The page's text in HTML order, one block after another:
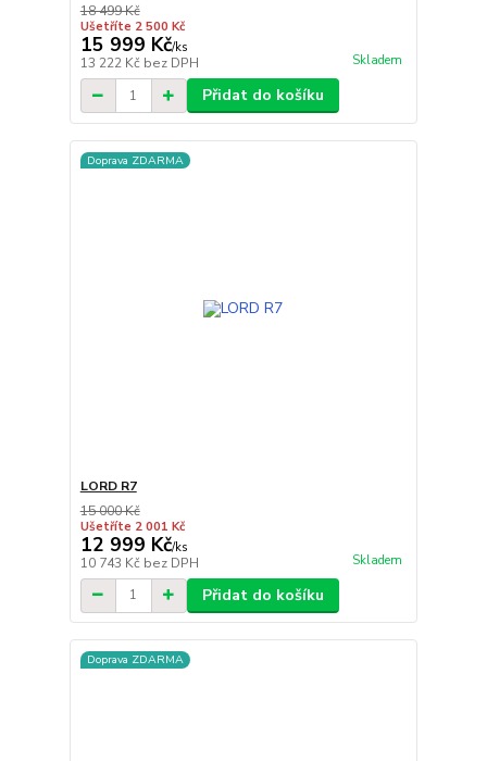
18 499 Kč
Ušetříte 2 500 Kč
15 999 Kč/ks
13 222 Kč bez DPH Skladem
Přidat do košíku
Doprava ZDARMA
LORD R7
15 000 Kč
Ušetříte 2 001 Kč
12 999 Kč/ks
10 743 Kč bez DPH Skladem
Přidat do košíku
Doprava ZDARMA